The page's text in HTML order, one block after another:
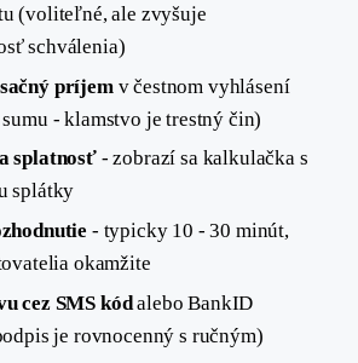
(voliteľné, ale zvyšuje
schválenia)
príjemv čestnom vyhlásení
- klamstvo je trestný čin)
splatnosť- zobrazí sa kalkulačka s
splátky
- typicky 10 - 30 minút,
okamžite
cez SMS kódalebo BankID
je rovnocenný s ručným)